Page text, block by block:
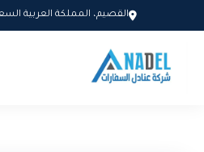
القصيم، المملكة العربية